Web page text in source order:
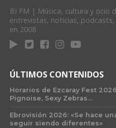
BI FM | Música, cultura y ocio
entrevistas, noticias,
en 2008
ÚLTIMOS CONTENIDOS
Horarios de Ezcaray Fest
Pignoise, Sexy Zebras…
Ebrovisión 2026: «Se hace
seguir siendo diferentes»